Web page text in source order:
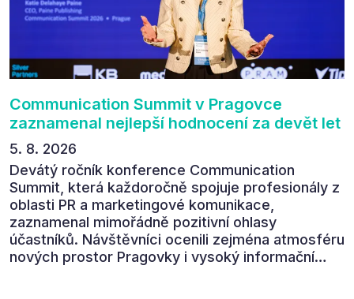
Communication Summit v Pragovce
zaznamenal nejlepší hodnocení za devět let
5. 8. 2026
Devátý ročník konference Communication
Summit, která každoročně spojuje profesionály z
oblasti PR a marketingové komunikace,
zaznamenal mimořádně pozitivní ohlasy
účastníků. Návštěvníci ocenili zejména atmosféru
nových prostor Pragovky i vysoký informační